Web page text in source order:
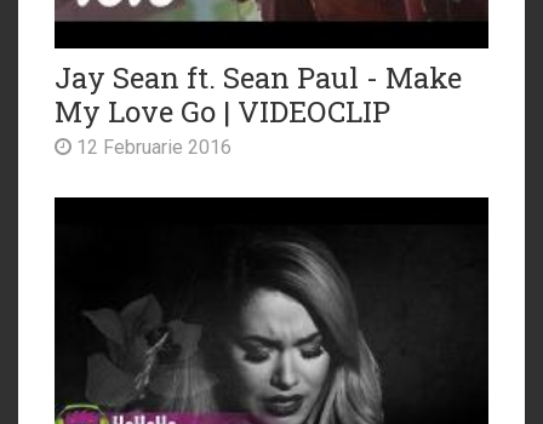
Jay Sean ft. Sean Paul - Make
My Love Go | VIDEOCLIP
12 Februarie 2016